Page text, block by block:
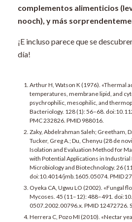
complementos alimenticios
nooch), y más
¡E incluso parece que se
día!
Arthur H, Watson K (1976). «Thermal
temperatures, membrane lipid, and
psychrophilic, mesophilic, and
Bacteriology. 128 (1): 56–68.
PMC 232826. PMID 988016.
Zaky, Abdelrahman Saleh; Greetham,
Tucker, Greg A.; Du, Chenyu (28 de
Isolation and Evaluation Method for
with Potential Applications in
Microbiology and Biotechnology. 26
doi:10.4014/jmb.1605.05074. PMID
Oyeka CA, Ugwu LO (2002). «Fungal
Mycoses. 45 (11–12): 488–491.
0507.2002.00796.x. PMID 12472726.
Herrera C, Pozo MI (2010). «Nectar